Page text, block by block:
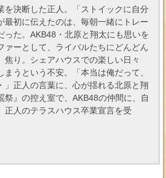
を決断した正人。「ストイックに自分
最初に伝えたのは、毎朝一緒にトレー
った。AKB48・北原と翔太にも思いを
ァーとして、ライバルたちにどんどん
焦り。シェアハウスでの楽しい日々
うという不安。「本当は俺だって、
」正人の言葉に、心が揺れる北原と翔
祭』の控え室で、AKB48の仲間に、自
正人のテラスハウス卒業宣言を受